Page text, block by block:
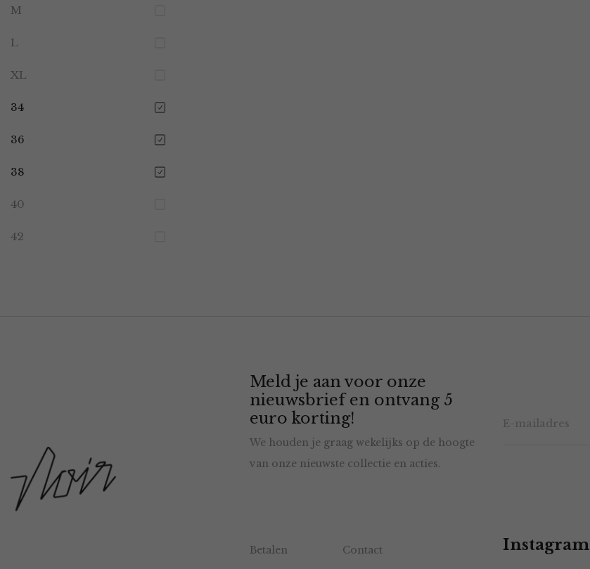
M
L
XL
34
36
38
40
42
Meld je aan voor onze
nieuwsbrief en ontvang 5
euro korting!
We houden je graag wekelijks op de hoogte
van onze nieuwste collectie en acties.
Betalen Contact Instagram